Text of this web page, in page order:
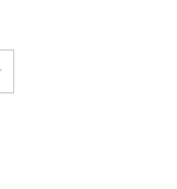
TOGGLE DROPDOWN